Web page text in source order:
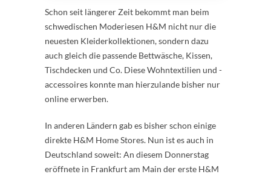
Schon seit längerer Zeit bekommt man beim
schwedischen Moderiesen H&M nicht nur die
neuesten Kleiderkollektionen, sondern dazu
auch gleich die passende Bettwäsche, Kissen,
Tischdecken und Co. Diese Wohntextilien und -
accessoires konnte man hierzulande bisher nur
online erwerben.
In anderen Ländern gab es bisher schon einige
direkte H&M Home Stores. Nun ist es auch in
Deutschland soweit: An diesem Donnerstag
eröffnete in Frankfurt am Main der erste H&M